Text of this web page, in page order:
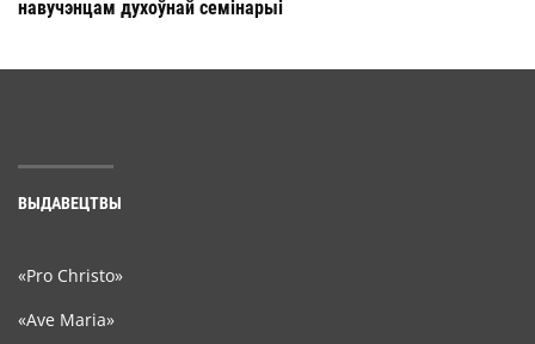
навучэнцам духоўнай семінарыі
ВЫДАВЕЦТВЫ
«Pro Christo»
«Ave Maria»